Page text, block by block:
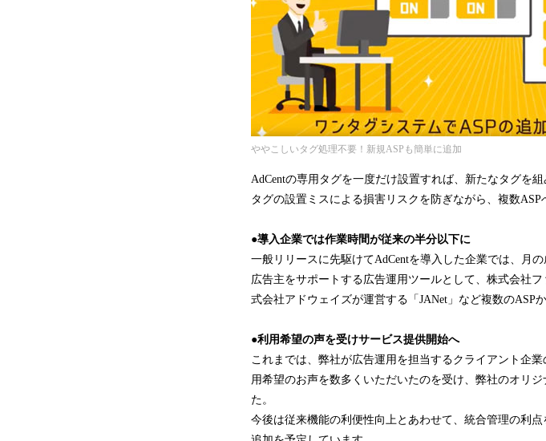
ややこしいタグ処理不要！新規ASPも簡単に追加
AdCentの専用タグを一度だけ設置すれば、新たなタグを
タグの設置ミスによる損害リスクを防ぎながら、複数ASP
●導入企業では作業時間が従来の半分以下に
一般リリースに先駆けてAdCentを導入した企業では、月
広告主をサポートする広告運用ツールとして、株式会社
式会社アドウェイズが運営する「JANet」など複数のASP
●利用希望の声を受けサービス提供開始へ
これまでは、弊社が広告運用を担当するクライアント企
用希望のお声を数多くいただいたのを受け、弊社のオリ
た。
今後は従来機能の利便性向上とあわせて、統合管理の利